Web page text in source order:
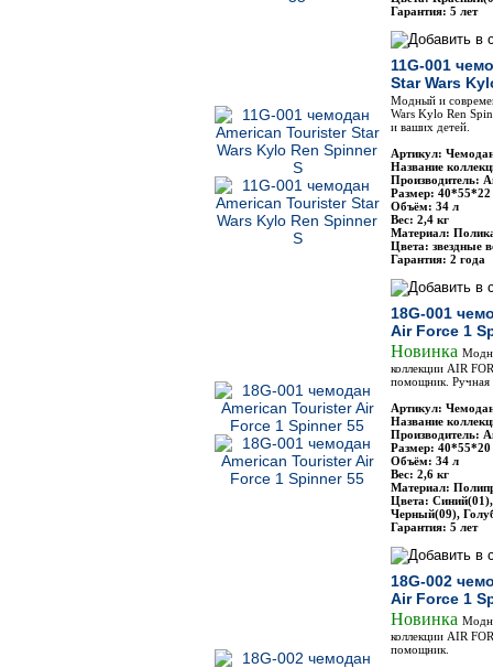
Гарантия: 5 лет
11G-001
Star Wars
Модный и
Wars Kylo Ren
и ваших детей.
Артикул:
Название
Производитель:
Размер: 40*55*22
Объём: 34 л
Вес: 2,4 кг
Материал:
Цвета: звездные
Гарантия: 2 года
18G-001
Air Force 1
Новинка
коллекции AIR
помощник. Ручная
Артикул:
Название
Производитель:
Размер: 40*55*20
Объём: 34 л
Вес: 2,6 кг
Материал:
Цвета:
Черный(09),
Гарантия: 5 лет
18G-002
Air Force 1
Новинка
коллекции AIR
помощник.